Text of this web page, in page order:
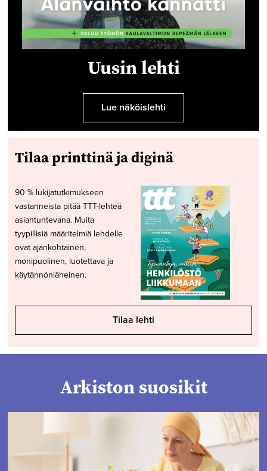
Uusin lehti
Lue näköislehti
Tilaa printtinä ja diginä
90 % lukijatutkimukseen
vastanneista pitää TTT-lehteä
asiantuntevana. Muita
tyypillisiä määritelmiä lehdelle
ovat ajankohtainen,
monipuolinen, luotettava ja
käytännönläheinen.
Tilaa lehti
Arkiston suosikit